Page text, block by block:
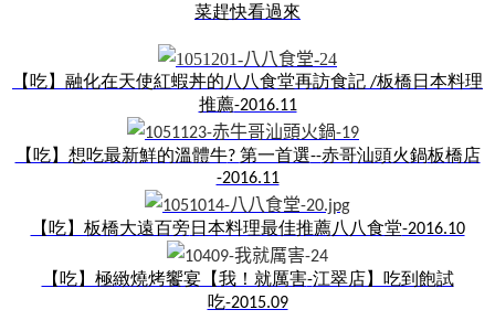
菜趕快看過來
【吃】融化在天使紅蝦丼的八八食堂再訪食記 /板橋日本料理
推薦-2016.11
【吃】想吃最新鮮的溫體牛? 第一首選--赤哥汕頭火鍋板橋店
-2016.11
【吃】板橋大遠百旁日本料理最佳推薦八八食堂-2016.10
【吃】極緻燒烤饗宴【我！就厲害-江翠店】吃到飽試
吃-2015.09